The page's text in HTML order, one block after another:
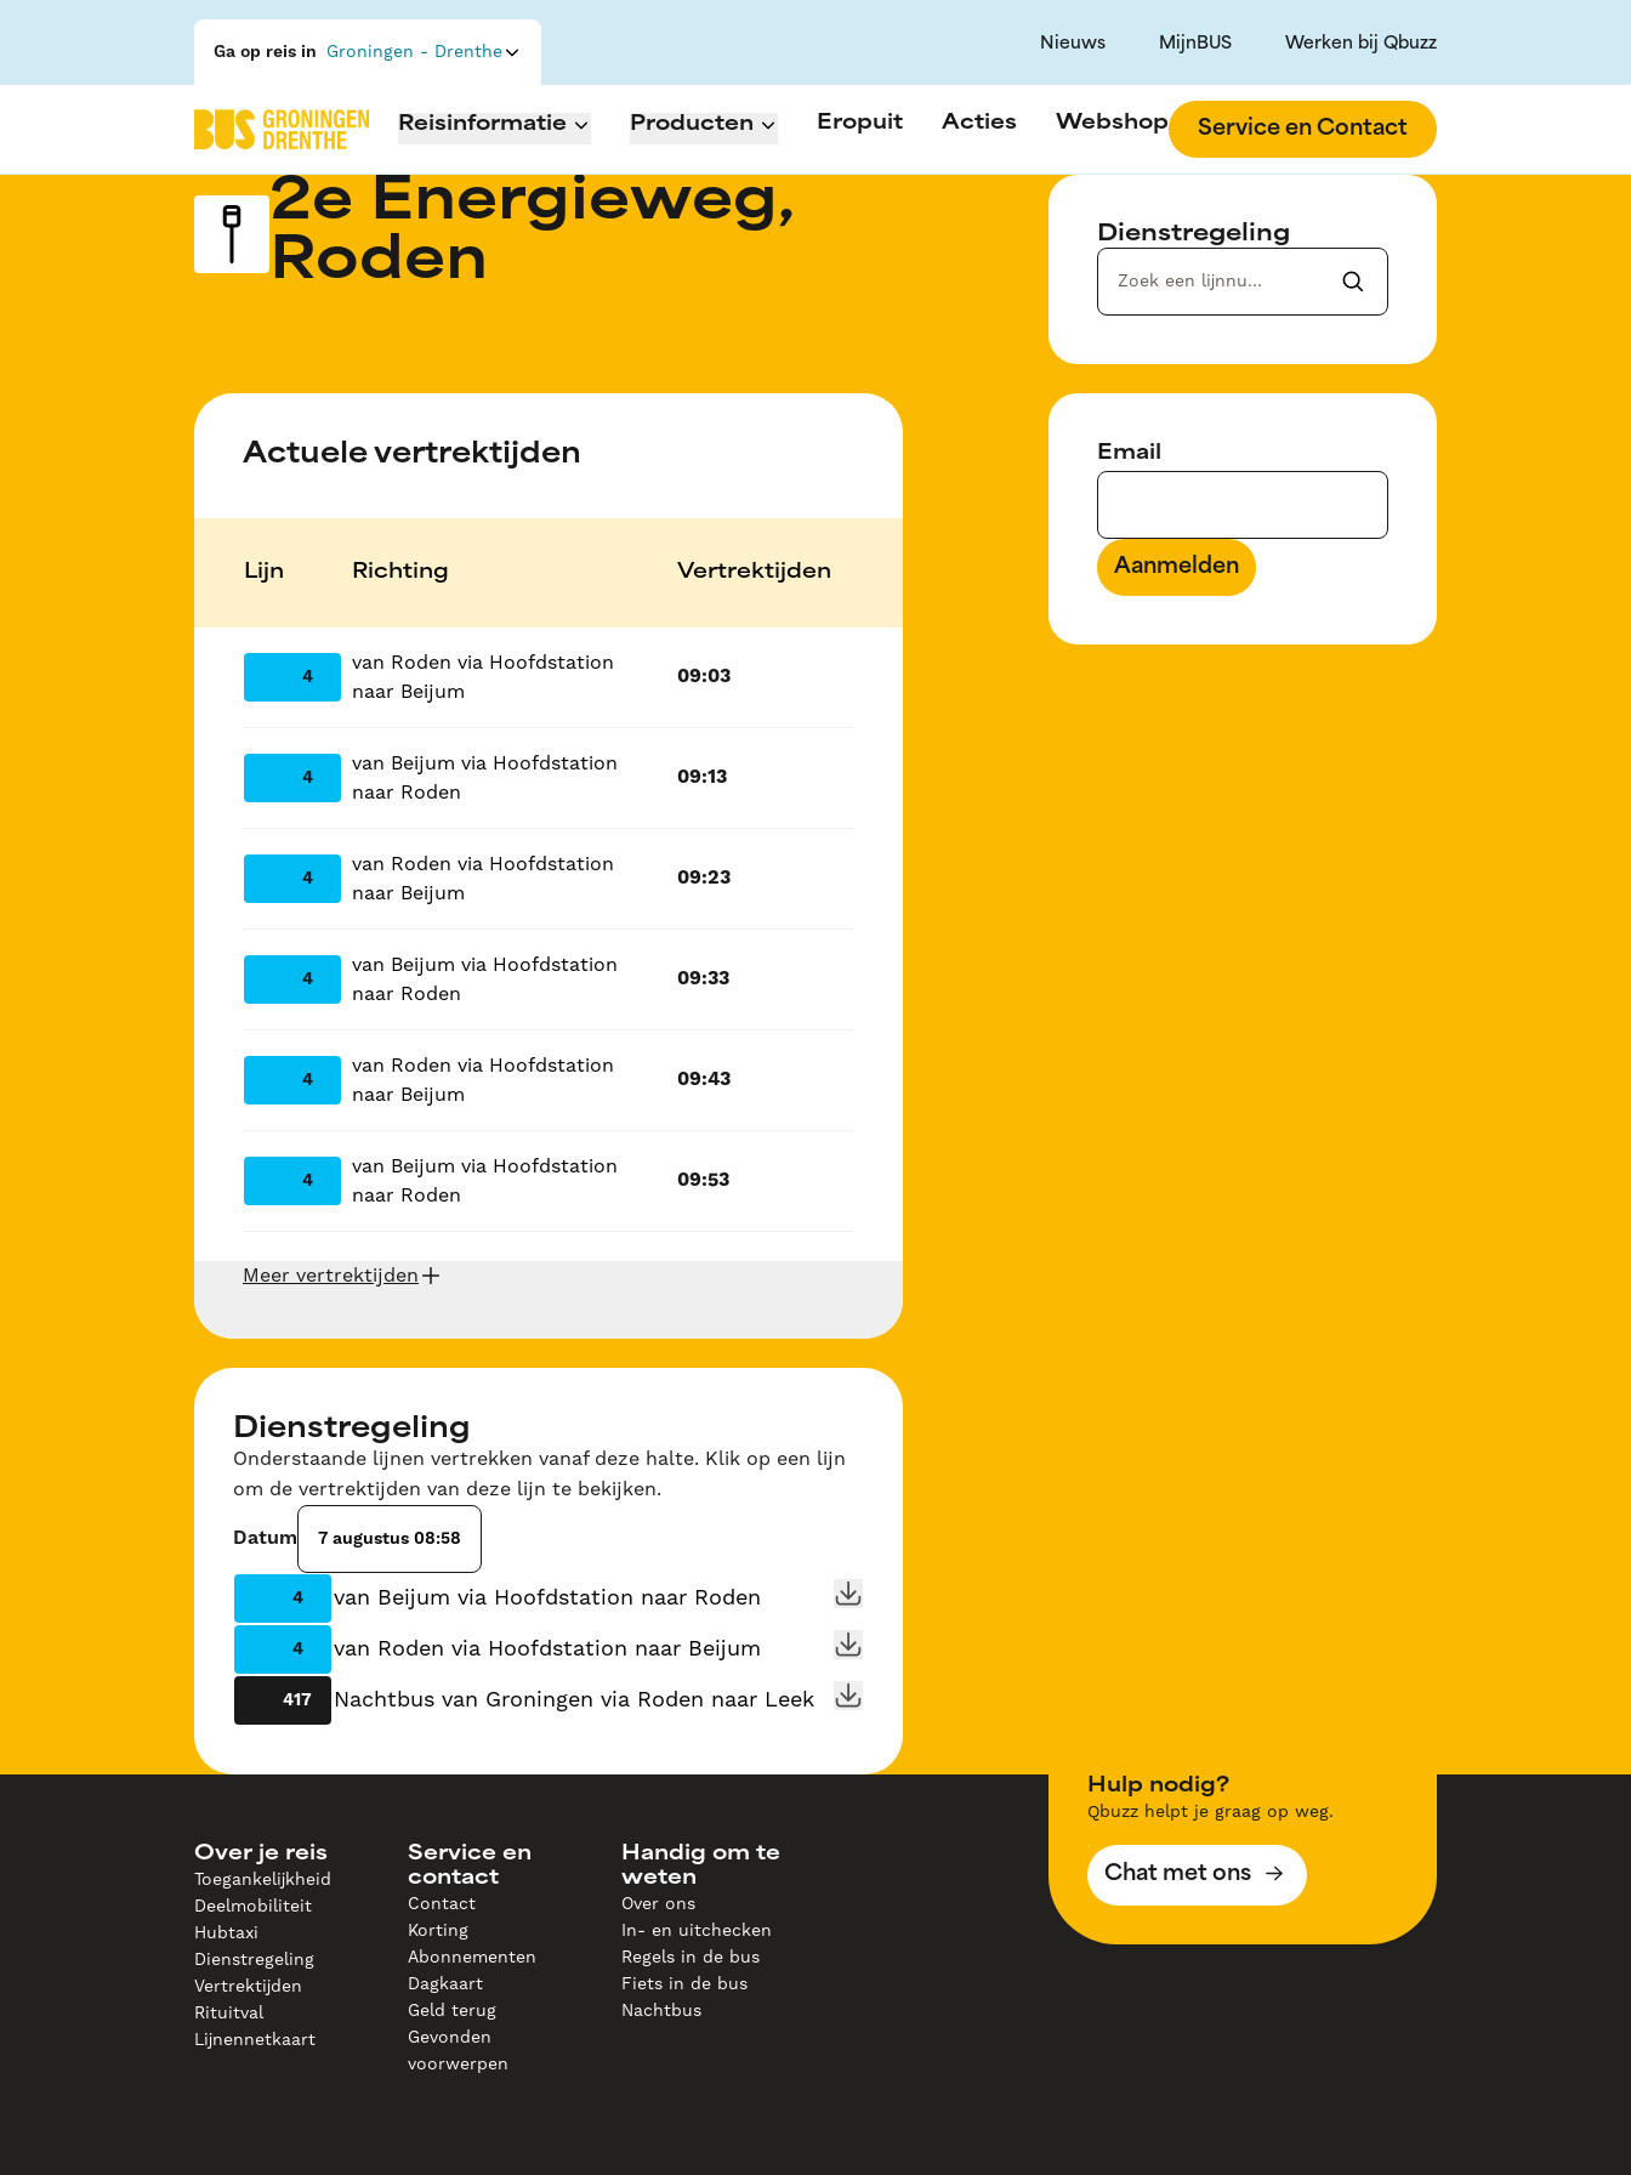
Ga op reis in Groningen - Drenthe Nieuws MijnBUS Werken bij Qbuzz
Reisinformatie Producten Eropuit Acties Webshop Service en Contact
2e Energieweg,
Roden
Dienstregeling
Actuele vertrektijden
Lijn Richting Vertrektijden
4
van Roden via Hoofdstation
naar Beijum
09:03
4
van Beijum via Hoofdstation
naar Roden
09:13
4
van Roden via Hoofdstation
naar Beijum
09:23
4
van Beijum via Hoofdstation
naar Roden
09:33
4
van Roden via Hoofdstation
naar Beijum
09:43
4
van Beijum via Hoofdstation
naar Roden
09:53
Meer vertrektijden
Email
Aanmelden
Dienstregeling
Onderstaande lijnen vertrekken vanaf deze halte. Klik op een lijn
om de vertrektijden van deze lijn te bekijken.
Datum 7 augustus 08:58
4 van Beijum via Hoofdstation naar Roden
4 van Roden via Hoofdstation naar Beijum
417 Nachtbus van Groningen via Roden naar Leek
Over je reis
Toegankelijkheid
Deelmobiliteit
Hubtaxi
Dienstregeling
Vertrektijden
Rituitval
Lijnennetkaart
Service en
contact
Contact
Korting
Abonnementen
Dagkaart
Geld terug
Gevonden
voorwerpen
Handig om te
weten
Over ons
In- en uitchecken
Regels in de bus
Fiets in de bus
Nachtbus
Hulp nodig?
Qbuzz helpt je graag op weg.
Chat met ons